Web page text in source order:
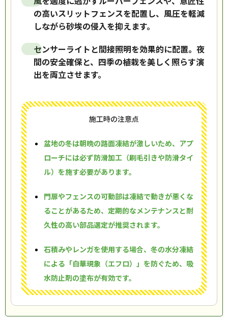
の高いスリットフェンスを配置し、風圧を軽減
しながら砂埃の侵入を抑えます。
センサーライトと間接照明を効果的に配置。夜
間の安全確保と、四季の植栽を美しく照らす演
出を両立させます。
施工時の注意点
盆地の冬は朝晩の路面凍結が激しいため、アプ
ローチには必ず防滑加工（刷毛引きや防滑タイ
ル）を施す必要があります。
門扉やフェンスの可動部は凍結で動きが悪くな
ることがあるため、定期的なメンテナンスと耐
久性の高い部品選定が推奨されます。
石積みやレンガを使用する場合、冬の水分凍結
による「白華現象（エフロ）」を防ぐため、吸
水防止剤の塗布が有効です。